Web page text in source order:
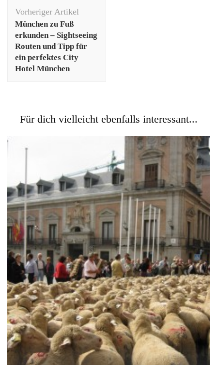
Vorheriger Artikel
München zu Fuß
erkunden – Sightseeing
Routen und Tipp für
ein perfektes City
Hotel München
Für dich vielleicht ebenfalls interessant...